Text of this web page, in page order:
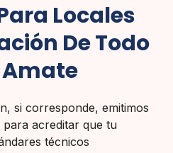
Locales
De Todo
Amate
si corresponde, emitimos
acreditar que tu
técnicos